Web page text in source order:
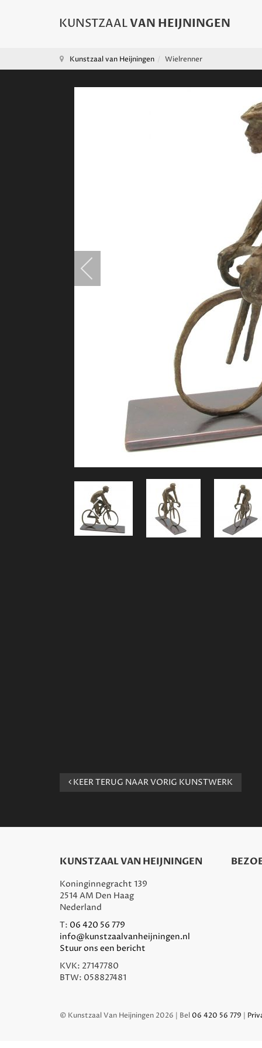
Kunstzaal van Heijningen Wielrenner
KEER TERUG NAAR VORIG KUNSTWERK
KUNSTZAAL VAN HEIJNINGEN
Koninginnegracht 139
2514 AM Den Haag
Nederland
T: 06 420 56 779
info@kunstzaalvanheijningen.nl
Stuur ons een bericht
KVK: 27147780
BTW: 058827481
© Kunstzaal Van Heijningen 2026 | Bel 06 420 56 779 |